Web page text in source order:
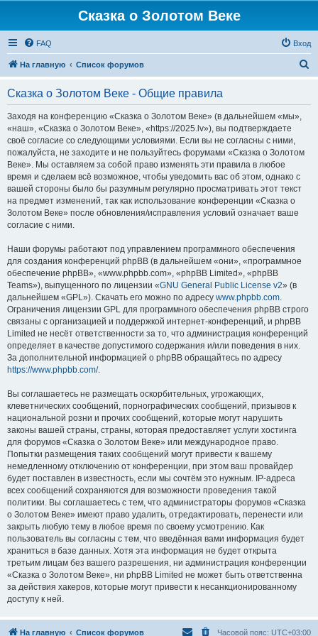
Сказка о Золотом Веке
FAQ Вход
На главную Список форумов
Сказка о Золотом Веке - Общие правила
Заходя на конференцию «Сказка о Золотом Веке» (в дальнейшем «мы»,
«наш», «Сказка о Золотом Веке», «https://2025.lv»), вы подтверждаете
своё согласие со следующими условиями. Если вы не согласны с ними,
пожалуйста, не заходите и не пользуйтесь форумами «Сказка о Золотом
Веке». Мы оставляем за собой право изменять эти правила в любое
время и сделаем всё возможное, чтобы уведомить вас об этом, однако с
вашей стороны было бы разумным регулярно просматривать этот текст
на предмет изменений, так как использование конференции «Сказка о
Золотом Веке» после обновления/исправления условий означает ваше
согласие с ними.
Наши форумы работают под управлением программного обеспечения
для создания конференций phpBB (в дальнейшем «они», «программное
обеспечение phpBB», «www.phpbb.com», «phpBB Limited», «phpBB
Teams»), выпущенного по лицензии «GNU General Public License v2» (в
дальнейшем «GPL»). Скачать его можно по адресу www.phpbb.com.
Ограничения лицензии GPL для программного обеспечения phpBB строго
связаны с организацией и поддержкой интернет-конференций, и phpBB
Limited не несёт ответственности за то, что администрация конференций
определяет в качестве допустимого содержания и/или поведения в них.
За дополнительной информацией о phpBB обращайтесь по адресу
https://www.phpbb.com/.
Вы соглашаетесь не размещать оскорбительных, угрожающих,
клеветнических сообщений, порнографических сообщений, призывов к
национальной розни и прочих сообщений, которые могут нарушить
законы вашей страны, страны, которая предоставляет услуги хостинга
для форумов «Сказка о Золотом Веке» или международное право.
Попытки размещения таких сообщений могут привести к вашему
немедленному отключению от конференции, при этом ваш провайдер
будет поставлен в известность, если мы сочтём это нужным. IP-адреса
всех сообщений сохраняются для возможности проведения такой
политики. Вы соглашаетесь с тем, что администраторы форумов «Сказка
о Золотом Веке» имеют право удалить, отредактировать, перенести или
закрыть любую тему в любое время по своему усмотрению. Как
пользователь вы согласны с тем, что введённая вами информация будет
храниться в базе данных. Хотя эта информация не будет открыта
третьим лицам без вашего разрешения, ни администрация конференции
«Сказка о Золотом Веке», ни phpBB Limited не может быть ответственна
за действия хакеров, которые могут привести к несанкционированному
доступу к ней.
На главную Список форумов Часовой пояс: UTC+03:00